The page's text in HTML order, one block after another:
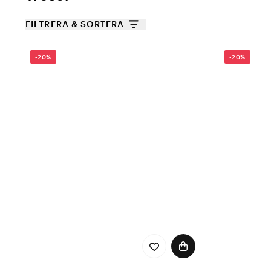
FILTRERA & SORTERA
-20% -20%